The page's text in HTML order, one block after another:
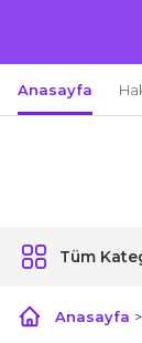
Anasayfa
Tüm
Anasayfa